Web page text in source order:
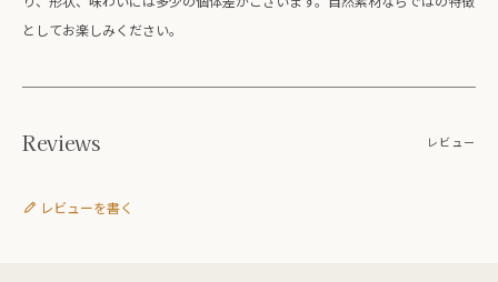
としてお楽しみください。
レビュー
Reviews
レビューを書く